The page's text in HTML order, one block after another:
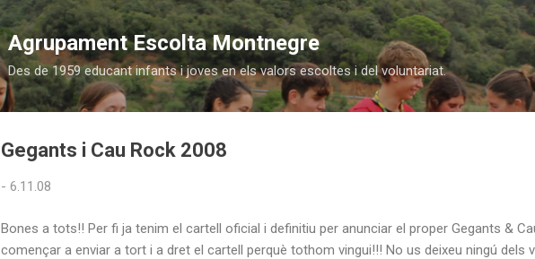
Salta al contingut principal
Agrupament Escolta Montnegre
Des de 1959 educant infants i joves en els valors escoltes i del voluntariat.
Gegants i Cau Rock 2008
- 6.11.08
Bones a tots!! Per fi ja tenim el cartell oficial i definitiu per anunciar el proper Gegants &
començar a enviar a tort i a dret el cartell perquè tothom vingui!!! No us deixeu ningú dels